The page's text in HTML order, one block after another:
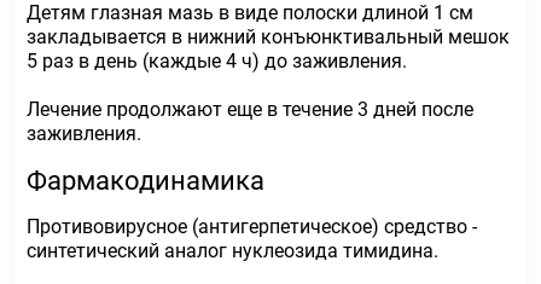
Детям глазная мазь в виде полоски длиной 1 см
закладывается в нижний конъюнктивальный мешок
5 раз в день (каждые 4 ч) до заживления.
Лечение продолжают еще в течение 3 дней после
заживления.
Фармакодинамика
Противовирусное (антигерпетическое) средство -
синтетический аналог нуклеозида тимидина.